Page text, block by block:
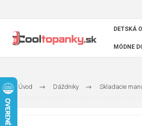
DETSKÁ
MÓDNE
Úvod Dáždniky Skladacie